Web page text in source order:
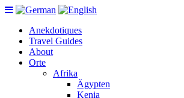
Anekdotiques
Travel Guides
About
Orte
Afrika
Ägypten
Kenia